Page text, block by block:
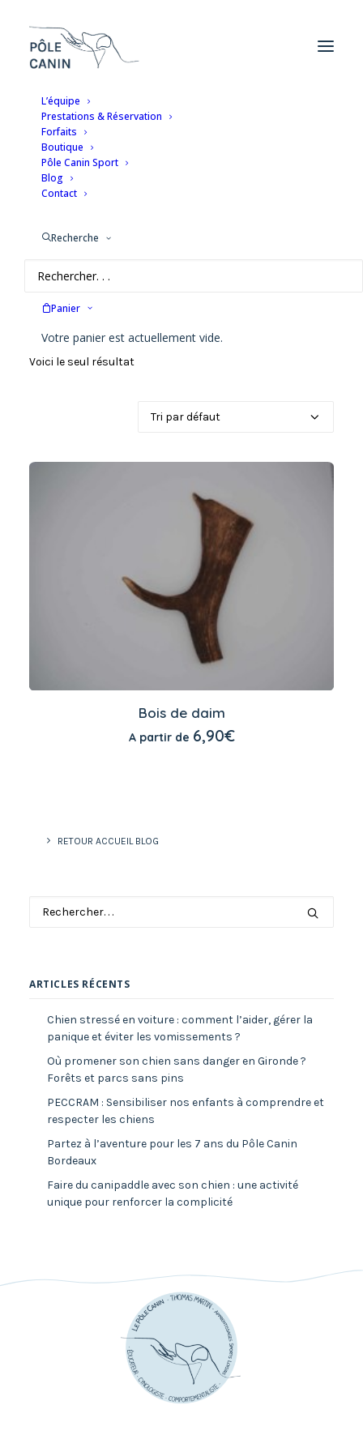
L’équipe
Prestations & Réservation
Forfaits
Boutique
Pôle Canin Sport
Blog
Contact
Recherche
Panier
Votre panier est actuellement vide.
Friandises pour chien &
Voici le seul résultat
CHOIX DES OPTIONS
Bois de daim
A partir de 6,90€
RETOUR ACCUEIL BLOG
ARTICLES RÉCENTS
Chien stressé en voiture : comment l’aider, gérer la
panique et éviter les vomissements ?
Où promener son chien sans danger en Gironde ?
Forêts et parcs sans pins
PECCRAM : Sensibiliser nos enfants à comprendre et
respecter les chiens
Partez à l’aventure pour les 7 ans du Pôle Canin
Bordeaux
Faire du canipaddle avec son chien : une activité
unique pour renforcer la complicité